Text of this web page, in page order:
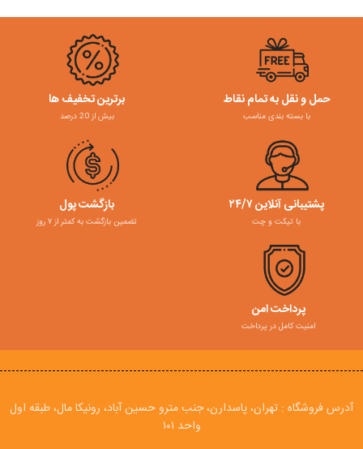
حمل و نقل به تمام نقاط
با بسته بندی مناسب
برترین تخفیف ها
بیش از 20 درصد
پشتیبانی آنلاین ۲۴/۷
با تیکت و چت
بازگشت پول
تضمین بازگشت به کمتر از ۷ روز
پرداخت امن
امنیت کامل در پرداخت
آدرس فروشگاه : تهران، پاسدارن، جنب مترو حسین آباد، رونیکا مال، طبقه اول
واحد ۱۰۱